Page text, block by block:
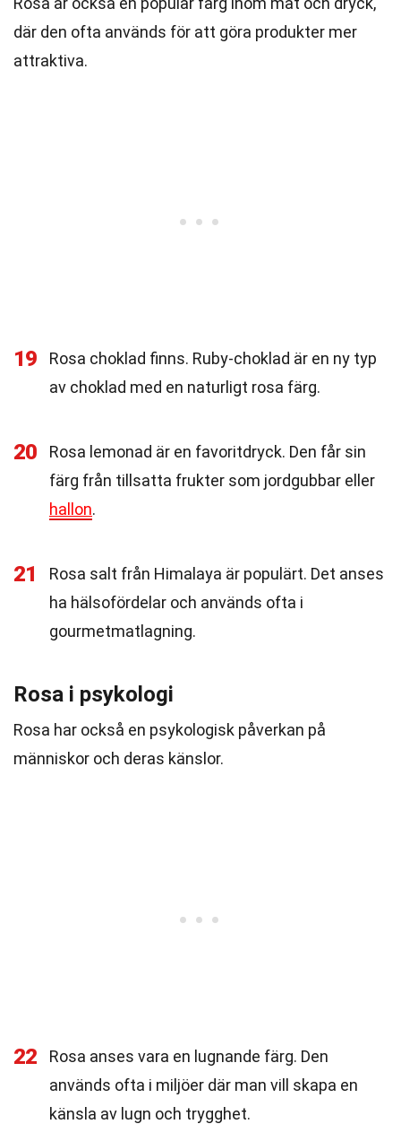
där den ofta används för att göra produkter mer
attraktiva.
19
Rosa choklad finns. Ruby-choklad är en ny typ
av choklad med en naturligt rosa färg.
20
Rosa lemonad är en favoritdryck. Den får sin
färg från tillsatta frukter som jordgubbar eller
hallon.
21
Rosa salt från Himalaya är populärt. Det anses
ha hälsofördelar och används ofta i
gourmetmatlagning.
Rosa i psykologi
Rosa har också en psykologisk påverkan på
människor och deras känslor.
22
Rosa anses vara en lugnande färg. Den
används ofta i miljöer där man vill skapa en
känsla av lugn och trygghet.